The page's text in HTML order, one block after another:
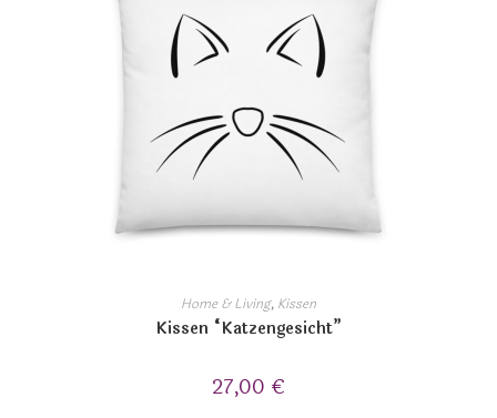
Home & Living, Kissen
Kissen “Katzengesicht”
27,00 €